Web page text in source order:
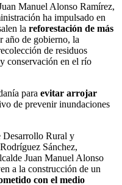
Manuel Alonso Ramírez,
ha impulsado en
la reforestación de más
año de gobierno, la
de residuos
conservación en el río
para evitar arrojar
de prevenir inundaciones
Desarrollo Rural y
Sánchez,
Juan Manuel Alonso
a la construcción de un
con el medio